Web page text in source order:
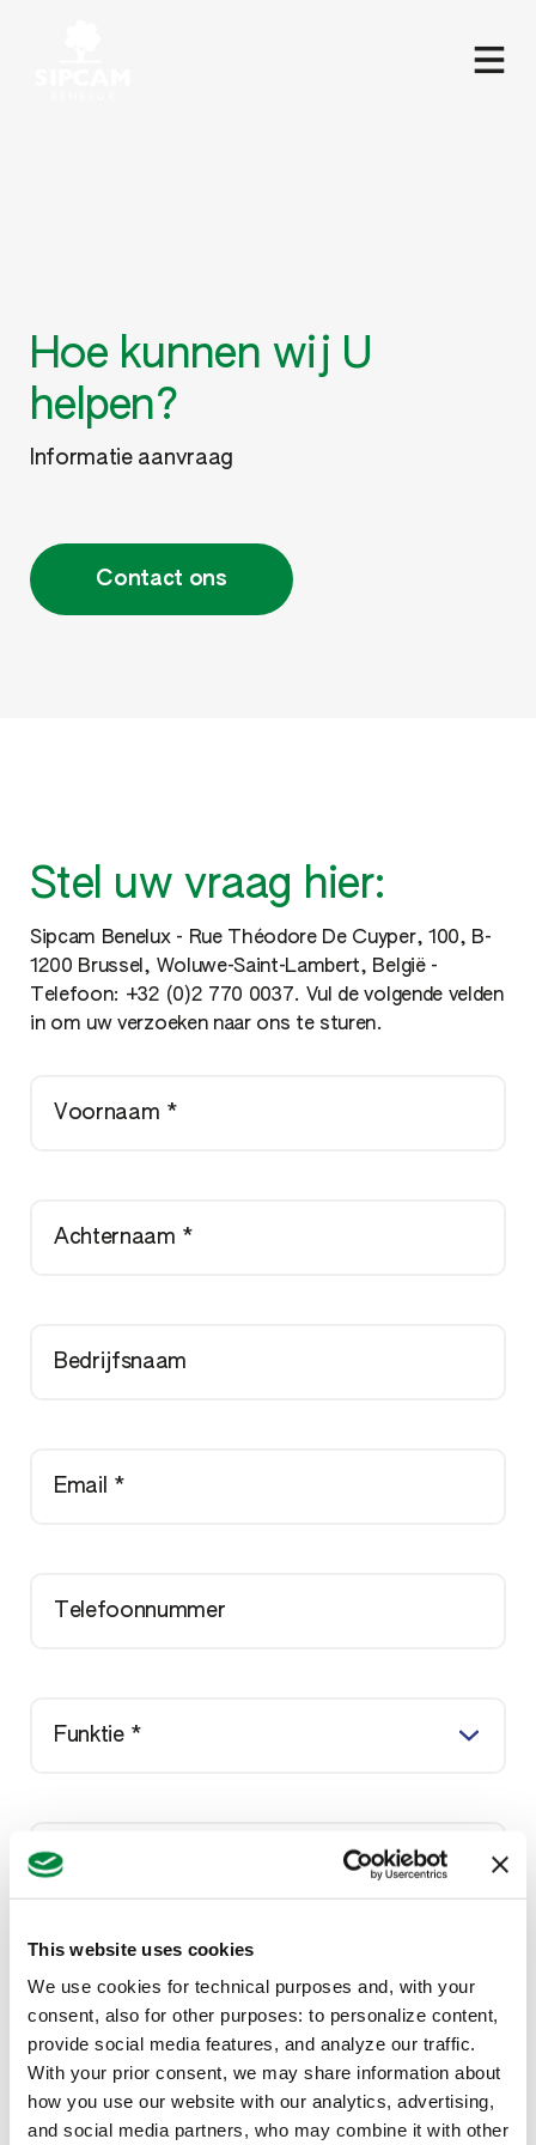
This website uses cookies
We use cookies for technical purposes and, with your
consent, also for other purposes: to personalize content,
provide social media features, and analyze our traffic.
With your prior consent, we may share information about
how you use our website with our analytics, advertising,
and social media partners, who may combine it with other
Hoe kunnen wij U
helpen?
Informatie aanvraag
Contact ons
Stel uw vraag hier:
Sipcam Benelux - Rue Théodore De Cuyper, 100, B-
1200 Brussel, Woluwe-Saint-Lambert, België -
Telefoon: +32 (0)2 770 0037. Vul de volgende velden
in om uw verzoeken naar ons te sturen.
Voornaam *
Achternaam *
Bedrijfsnaam
Email *
Telefoonnummer
Funktie *
Onwerwerp *